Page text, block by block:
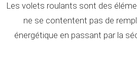
Les volets roulants sont des
ne se contentent pas de
énergétique en passant par la